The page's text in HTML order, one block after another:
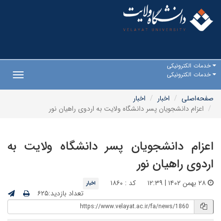
خدمات الکترونیکی
خدمات الکترونیکی
صفحه‌اصلی
اخبار
اخبار
اعزام دانشجویان پسر دانشگاه ولایت به اردوی راهیان نور
اعزام دانشجویان پسر دانشگاه ولایت به
اردوی راهیان نور
کد : ۱۸۶۰ اخبار
تعداد بازدید:۶۲۵